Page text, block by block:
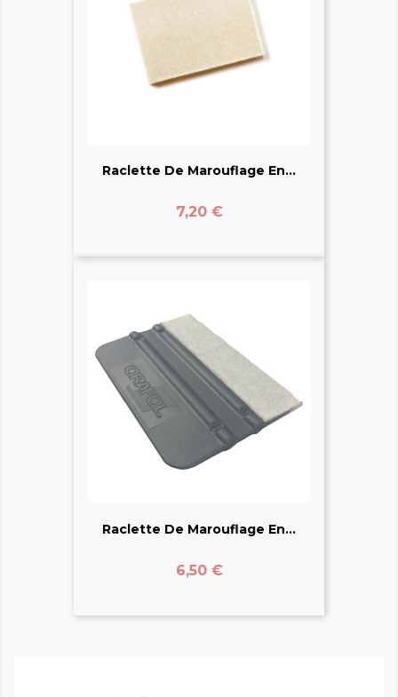
Raclette De Marouflage En...
Prix
7,20 €
Raclette De Marouflage En...
Prix
6,50 €